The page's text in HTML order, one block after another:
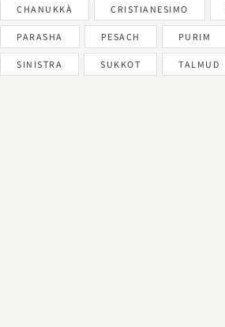
CHANUKKÀ CRISTIANESIMO
PARASHA PESACH PURIM
SINISTRA SUKKOT TALMUD